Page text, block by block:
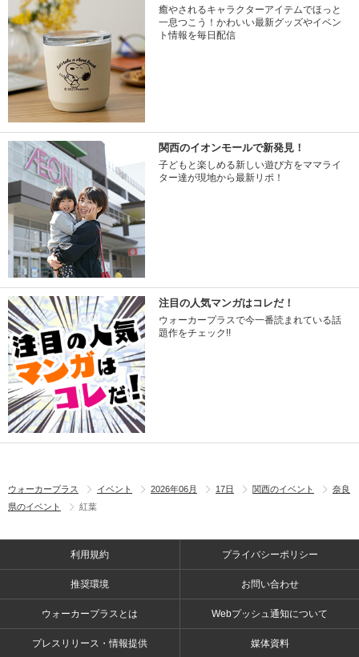
癒やされるキャラクターアイテムでほっと
一息つこう！かわいい最新グッズやイベン
ト情報を毎日配信
関西のイオンモールで新発見！
子どもと楽しめる新しい遊び方をママライ
ター達が現地から最新リポ！
注目の人気マンガはコレだ！
ウォーカープラスで今一番読まれている話
題作をチェック!!
ウォーカープラス イベント 2026年06月 17日 関西のイベント
奈良
県のイベント
紅葉
利用規約 プライバシーポリシー
推奨環境 お問い合わせ
ウォーカープラスとは Webプッシュ通知について
プレスリリース・情報提供 媒体資料